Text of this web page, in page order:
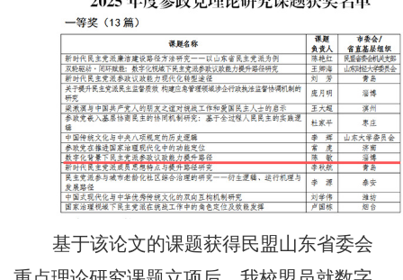
基于该论文的课题获得民盟山东省委会